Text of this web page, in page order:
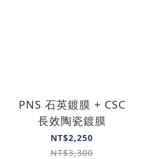
PNS 石英鍍膜 + CSC
長效陶瓷鍍膜
NT$2,250
NT$3,300